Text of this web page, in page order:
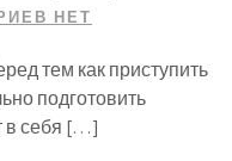
НЕТ
тем как приступить
подготовить
в себя […]